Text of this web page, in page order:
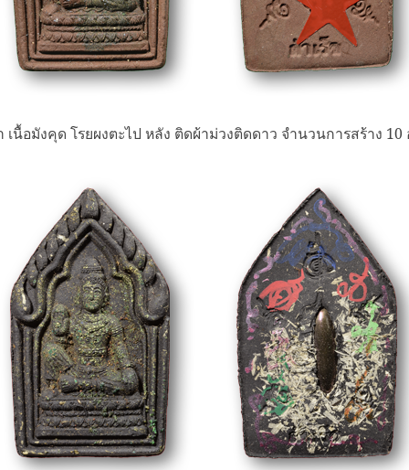
เนื้อมังคุด โรยผงตะไป หลัง ติดผ้าม่วงติดดาว จำนวนการสร้าง 10